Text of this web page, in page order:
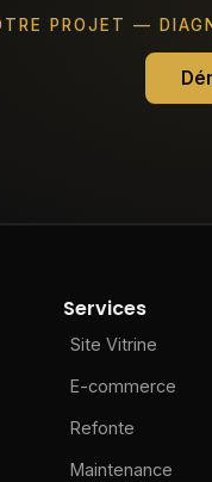
PROJET —
Services
Site Vitrine
E-commerce
Refonte
Maintenance